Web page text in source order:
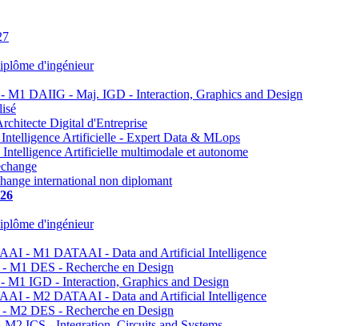
d'ingénieur
M1 DAIIG - Maj. IGD - Interaction, Graphics and Design
Digital d'Entreprise
Artificielle - Expert Data & MLops
Artificielle multimodale et autonome
international non diplomant
d'ingénieur
- M1 DATAAI - Data and Artificial Intelligence
M1 DES - Recherche en Design
M1 IGD - Interaction, Graphics and Design
- M2 DATAAI - Data and Artificial Intelligence
M2 DES - Recherche en Design